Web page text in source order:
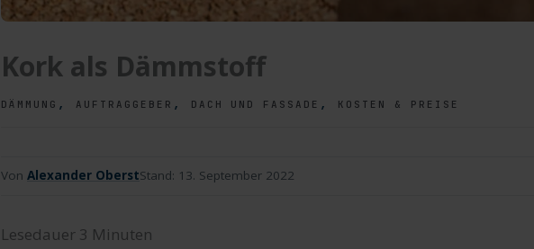
Kork als Dämmstoff
DÄMMUNG , AUFTRAGGEBER , DACH UND FASSADE , KOSTEN & PREISE
Von Alexander OberstStand: 13. September 2022
Lesedauer 3 Minuten